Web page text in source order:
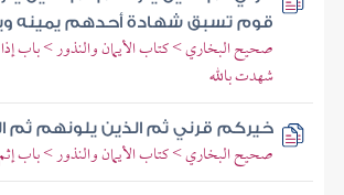
قوم تسبق شهادة أحدهم يمينه
صحيح البخاري > كتاب الأيمان والنذور > باب إذا
شهدت بالله
خيركم قرني ثم الذين يلونهم ثم
صحيح البخاري > كتاب الأيمان والنذور > باب